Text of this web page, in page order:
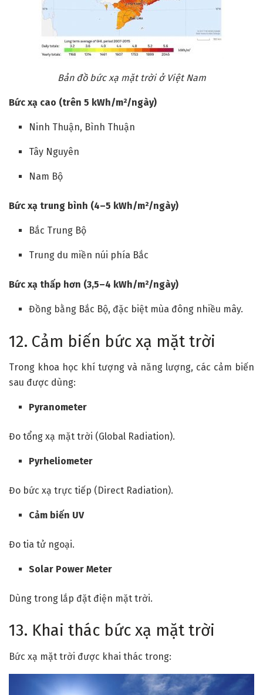
Bản đồ bức xạ mặt trời ở Việt Nam
Bức xạ cao (trên 5 kWh/m²/ngày)
Ninh Thuận, Bình Thuận
Tây Nguyên
Nam Bộ
Bức xạ trung bình (4–5 kWh/m²/ngày)
Bắc Trung Bộ
Trung du miền núi phía Bắc
Bức xạ thấp hơn (3,5–4 kWh/m²/ngày)
Đồng bằng Bắc Bộ, đặc biệt mùa đông nhiều mây.
12. Cảm biến bức xạ mặt trời
Trong khoa học khí tượng và năng lượng, các cảm biến
sau được dùng:
Pyranometer
Đo tổng xạ mặt trời (Global Radiation).
Pyrheliometer
Đo bức xạ trực tiếp (Direct Radiation).
Cảm biến UV
Đo tia tử ngoại.
Solar Power Meter
Dùng trong lắp đặt điện mặt trời.
13. Khai thác bức xạ mặt trời
Bức xạ mặt trời được khai thác trong: